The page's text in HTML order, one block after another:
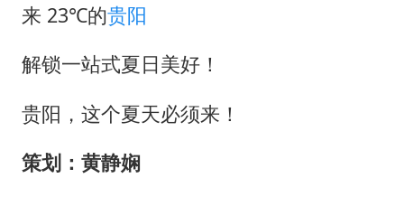
来 23℃的贵阳
解锁一站式夏日美好！
贵阳，这个夏天必须来！
策划：黄静娴